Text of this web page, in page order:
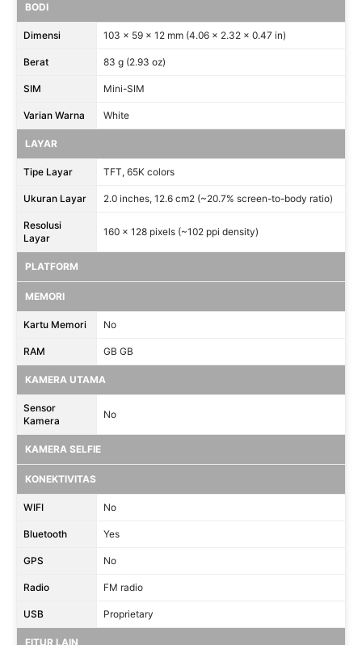
BODI
Dimensi 103 x 59 x 12 mm (4.06 x 2.32 x 0.47 in)
Berat 83 g (2.93 oz)
SIM Mini-SIM
Varian Warna White
LAYAR
Tipe Layar TFT, 65K colors
Ukuran Layar 2.0 inches, 12.6 cm2 (~20.7% screen-to-body ratio)
Resolusi
Layar
160 x 128 pixels (~102 ppi density)
PLATFORM
MEMORI
Kartu Memori No
RAM GB GB
KAMERA UTAMA
Sensor
Kamera
No
KAMERA SELFIE
KONEKTIVITAS
WIFI No
Bluetooth Yes
GPS No
Radio FM radio
USB Proprietary
FITUR LAIN